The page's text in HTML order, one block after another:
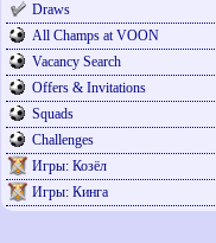
Draws
All Champs at VOON
Vacancy Search
Offers & Invitations
Squads
Challenges
Игры: Козёл
Игры: Кинга